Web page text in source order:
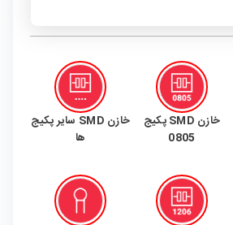
خازن پلی استر
خازن های MKT-
MKP-MKS